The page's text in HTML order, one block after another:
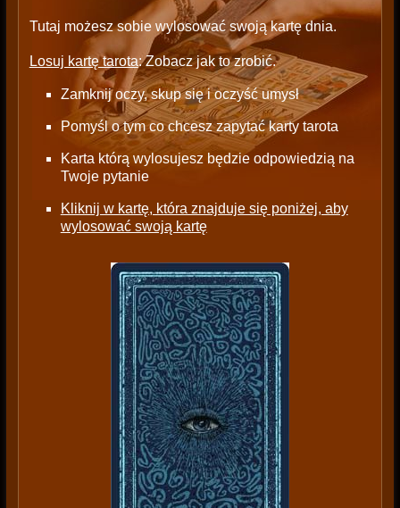
Tutaj możesz sobie wylosować swoją kartę dnia.
Losuj kartę tarota: Zobacz jak to zrobić.
Zamknij oczy, skup się i oczyść umysł
Pomyśl o tym co chcesz zapytać karty tarota
Karta którą wylosujesz będzie odpowiedzią na
Twoje pytanie
Kliknij w kartę, która znajduje się poniżej, aby
wylosować swoją kartę